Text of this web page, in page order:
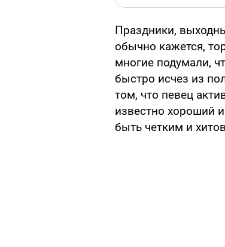
Праздники,
обычно кажется,
многие подумали,
быстро исчез из
том, что певец
известно хороший
быть четким и